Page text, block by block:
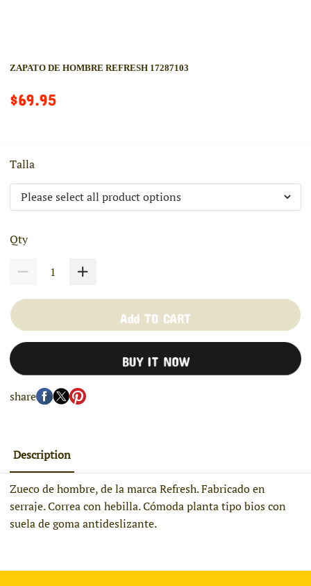
ZAPATO DE HOMBRE REFRESH 17287103
$69.95
Talla
Qty
Add TO CART
BUY IT NOW
share
Description
Zueco de hombre, de la marca Refresh. Fabricado en
serraje. Correa con hebilla. Cómoda planta tipo bios con
suela de goma antideslizante.